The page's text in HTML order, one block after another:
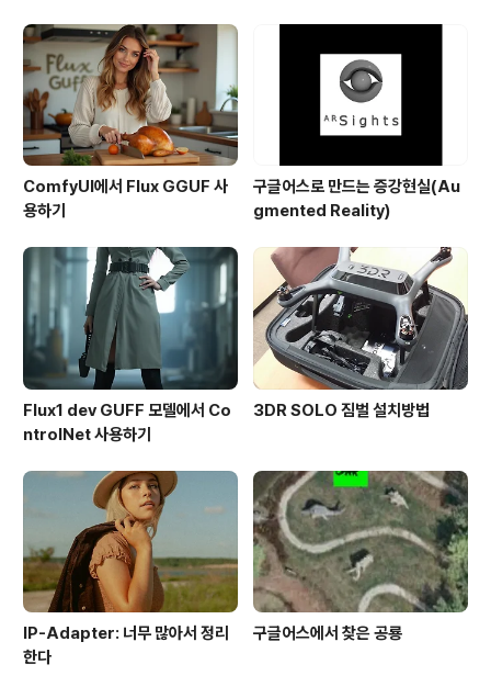
ComfyUI에서 Flux GGUF 사
용하기
구글어스로 만드는 증강현실(Au
gmented Reality)
Flux1 dev GUFF 모델에서 Co
ntrolNet 사용하기
3DR SOLO 짐벌 설치방법
IP-Adapter: 너무 많아서 정리
한다
구글어스에서 찾은 공룡